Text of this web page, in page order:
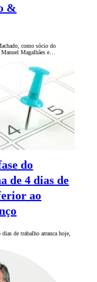
&
como sócio do
Manuel Magalhães e…
do
de 4 dias de
ao
de trabalho arranca hoje,